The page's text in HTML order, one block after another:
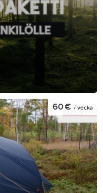
60 € / vecka